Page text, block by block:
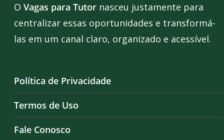
O Vagas para Tutor nasceu justamente para
centralizar essas oportunidades e transformá-
las em um canal claro, organizado e acessível.
Política de Privacidade
Termos de Uso
Fale Conosco